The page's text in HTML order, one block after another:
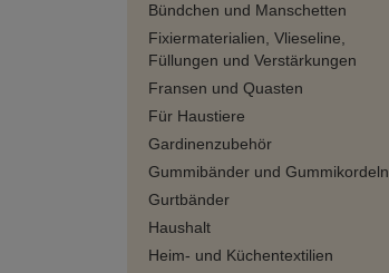
Bündchen und Manschetten
Fixiermaterialien, Vlieseline,
Füllungen und Verstärkungen
Fransen und Quasten
Für Haustiere
Gardinenzubehör
Gummibänder und Gummikordeln
Gurtbänder
Haushalt
Heim- und Küchentextilien